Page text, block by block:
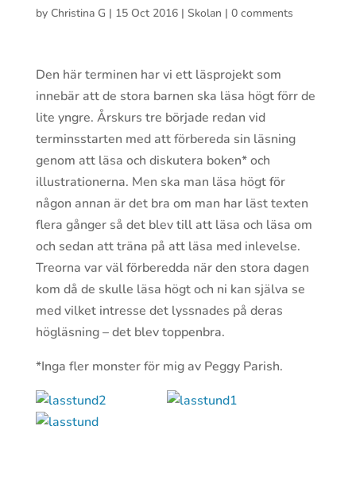
by Christina G | 15 Oct 2016| Skolan | 0 comments
Den här terminen har vi ett läsprojekt som
innebär att de stora barnen ska läsa högt förr de
lite yngre. Årskurs tre började redan vid
terminsstarten med att förbereda sin läsning
genom att läsa och diskutera boken* och
illustrationerna. Men ska man läsa högt för
någon annan är det bra om man har läst texten
flera gånger så det blev till att läsa och läsa om
och sedan att träna på att läsa med inlevelse.
Treorna var väl förberedda när den stora dagen
kom då de skulle läsa högt och ni kan själva se
med vilket intresse det lyssnades på deras
högläsning – det blev toppenbra.
*Inga fler monster för mig av Peggy Parish.